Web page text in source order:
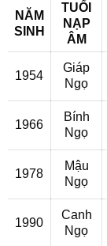
NĂM
SINH
TUỔI
NẠP
ÂM
1954
Giáp
Ngọ
1966
Bính
Ngọ
1978
Mậu
Ngọ
1990
Canh
Ngọ